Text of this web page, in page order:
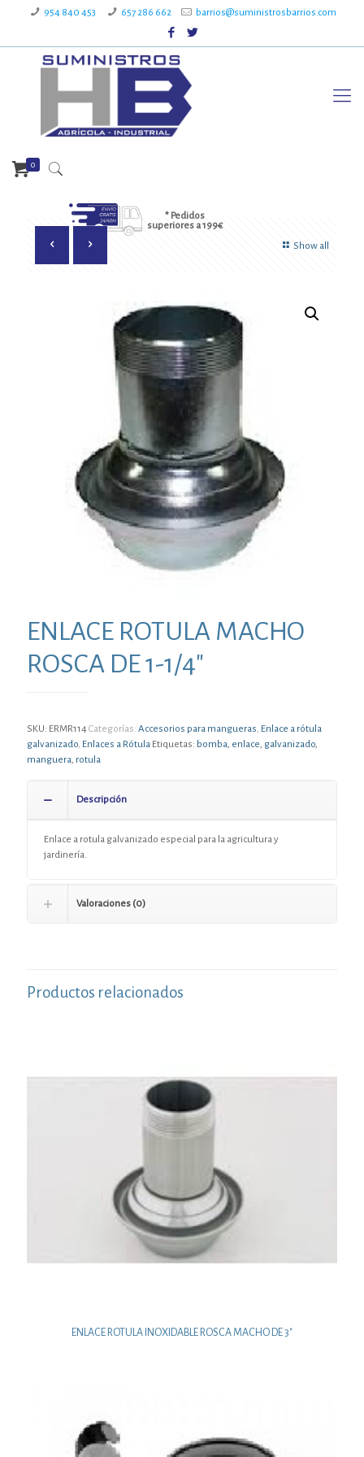
954 840 453 657 286 662 barrios@suministrosbarrios.com
* Pedidos
superiores a 199€
0
Show all
ENLACE ROTULA MACHO
ROSCA DE 1-1/4″
SKU: ERMR114Categorías: Accesorios para mangueras, Enlace a rótula
galvanizado, Enlaces a Rótula Etiquetas: bomba, enlace, galvanizado,
manguera, rotula
Descripción
Enlace a rotula galvanizado especial para la agricultura y
jardinería.
Valoraciones (0)
Productos relacionados
ENLACE ROTULA INOXIDABLE ROSCA MACHO DE 3″